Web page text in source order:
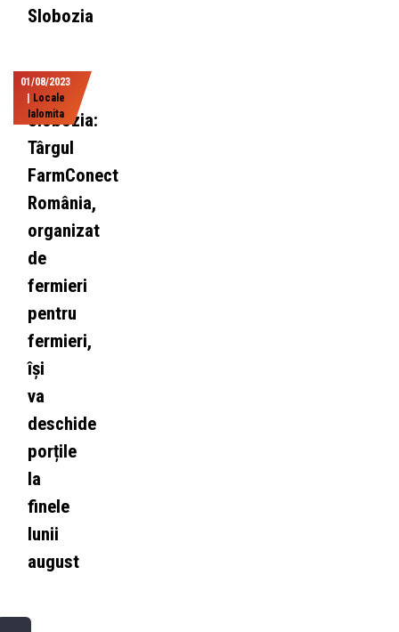
Slobozia
01/08/2023
Locale
Ialomita
Slobozia:
Târgul
FarmConect
România,
organizat
de
fermieri
pentru
fermieri,
își
va
deschide
porțile
la
finele
lunii
august